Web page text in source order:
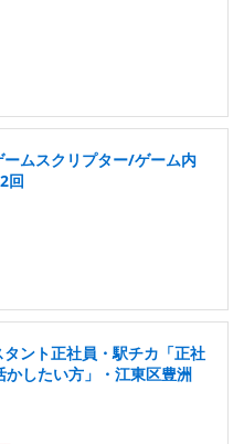
ムスクリプター/ゲーム内
回
ント正社員・駅チカ「正社
したい方」・江東区豊洲